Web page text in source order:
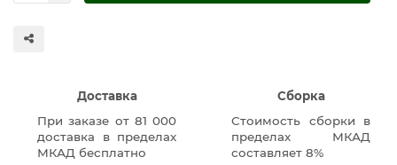
Доставка
При заказе от 81 000
доставка в пределах
МКАД бесплатно
Сборка
Стоимость сборки в
пределах МКАД
составляет 8%